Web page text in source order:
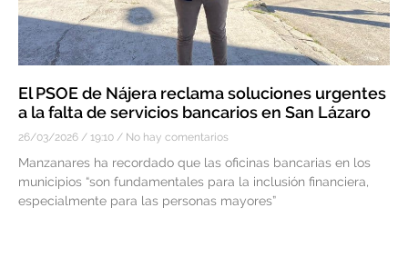
El PSOE de Nájera reclama soluciones urgentes
a la falta de servicios bancarios en San Lázaro
26/03/2026 19:10 No hay comentarios
Manzanares ha recordado que las oficinas bancarias en los
municipios “son fundamentales para la inclusión financiera,
especialmente para las personas mayores”